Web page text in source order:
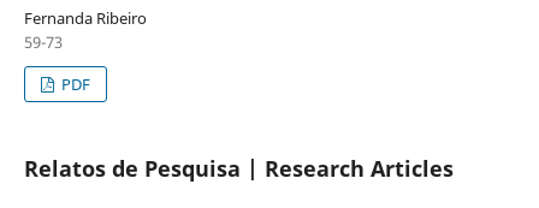
Fernanda Ribeiro
59-73
PDF
Relatos de Pesquisa | Research Articles